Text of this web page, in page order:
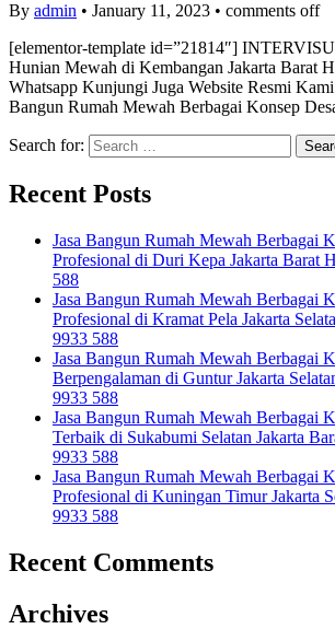
By admin • January 11, 2023 • comments off
[elementor-template id=”21814″]
Hunian Mewah di Kembangan Jakarta Barat
Whatsapp Kunjungi Juga Website Resmi
Bangun Rumah Mewah Berbagai Konsep
Search for:
Recent Posts
Jasa Bangun Rumah Mewah Berbagai
Profesional di Duri Kepa Jakarta Barat
588
Jasa Bangun Rumah Mewah Berbagai
Profesional di Kramat Pela Jakarta
9933 588
Jasa Bangun Rumah Mewah Berbagai
Berpengalaman di Guntur Jakarta
9933 588
Jasa Bangun Rumah Mewah Berbagai
Terbaik di Sukabumi Selatan Jakarta
9933 588
Jasa Bangun Rumah Mewah Berbagai
Profesional di Kuningan Timur Jakarta
9933 588
Recent Comments
Archives